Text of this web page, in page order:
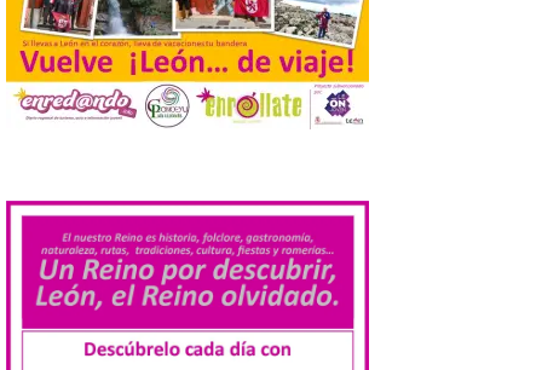
La programación
incorpora un amplio
calendario de actividades
de animación dirigidas a
todos los públicos. La
Bañeza inauguró en la tarde de este
martes 4 de agosto una nueva edición de
Un viaje a la Antigüedad:
el Museo del Prado
propone un recorrido por
obras de su Colección de
inspiración clásica